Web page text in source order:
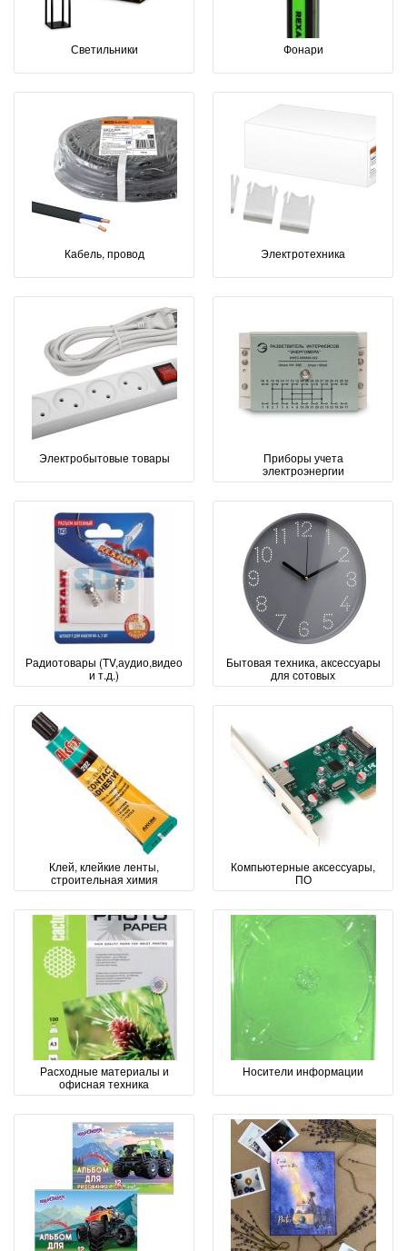
Светильники Фонари
Кабель, провод Электротехника
Электробытовые товары
Приборы учета
электроэнергии
Радиотовары (TV,аудио,видео
и т.д.)
Бытовая техника, аксессуары
для сотовых
Клей, клейкие ленты,
строительная химия
Компьютерные аксессуары,
ПО
Расходные материалы и
офисная техника
Носители информации